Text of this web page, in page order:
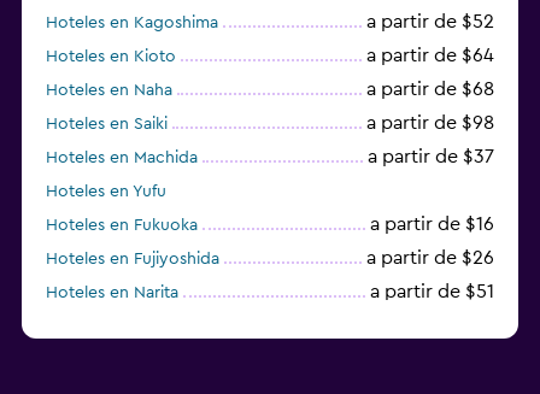
Hoteles en Kagoshima a partir de $52
Hoteles en Kioto a partir de $64
Hoteles en Naha a partir de $68
Hoteles en Saiki a partir de $98
Hoteles en Machida a partir de $37
Hoteles en Yufu
Hoteles en Fukuoka
a partir de $16
Hoteles en Fujiyoshida a partir de $26
Hoteles en Narita a partir de $51